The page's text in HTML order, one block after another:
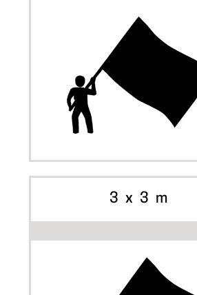
INIZIA A PERSONALIZZARE
3 x 3 m